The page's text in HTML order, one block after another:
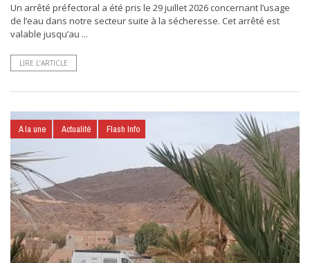
Un arrêté préfectoral a été pris le 29 juillet 2026 concernant l’usage
de l’eau dans notre secteur suite à la sécheresse. Cet arrêté est
valable jusqu’au ...
LIRE L’ARTICLE
A la une Actualité Flash Info